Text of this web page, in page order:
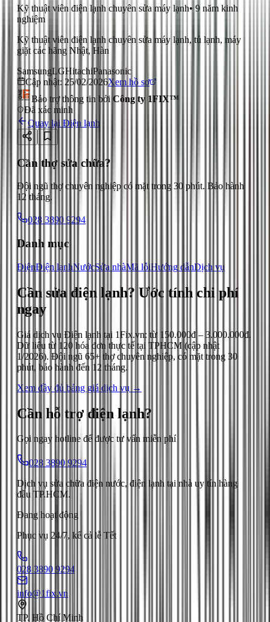
Kỹ thuật viên điện lạnh chuyên sửa máy lạnh• 9 năm kinh
nghiệm
Kỹ thuật viên điện lạnh chuyên sửa máy lạnh, tủ lạnh, máy
giặt các hãng Nhật, Hàn
SamsungLGHitachiPanasonic
Cập nhật: 25/02/2026Xem hồ sơ
Bảo trợ thông tin bởi Công ty 1FIX™
Đã xác minh
Quay lại Điện lạnh
Cần thợ sửa chữa?
Đội ngũ thợ chuyên nghiệp có mặt trong 30 phút. Bảo hành
12 tháng.
028 3890 9294
Danh mục
ĐiệnĐiện lạnhNướcSửa nhàMã lỗiHướng dẫnDịch vụ
Cần sửa điện lạnh? Ước tính chi phí
ngay
Giá dịch vụ Điện lạnh tại 1Fix.vn: từ 150.000đ – 3.000.000đ.
Dữ liệu từ 120 hóa đơn thực tế tại TPHCM (cập nhật
1/2026). Đội ngũ 65+ thợ chuyên nghiệp, có mặt trong 30
phút, bảo hành đến 12 tháng.
Xem đầy đủ bảng giá dịch vụ →
Cần hỗ trợ điện lạnh?
Gọi ngay hotline để được tư vấn miễn phí
028 3890 9294
Dịch vụ sửa chữa điện nước, điện lạnh tại nhà uy tín hàng
đầu TP.HCM.
Đang hoạt động
Phục vụ 24/7, kể cả lễ Tết
028 3890 9294
info@1fix.vn
TP. Hồ Chí Minh